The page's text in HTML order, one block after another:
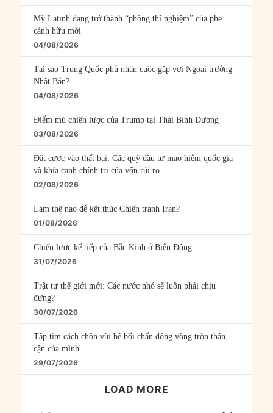
Mỹ Latinh đang trở thành “phòng thí nghiệm” của phe
cánh hữu mới
04/08/2026
Tại sao Trung Quốc phủ nhận cuộc gặp với Ngoại trưởng
Nhật Bản?
04/08/2026
Điểm mù chiến lược của Trump tại Thái Bình Dương
03/08/2026
Đặt cược vào thất bại: Các quỹ đầu tư mạo hiểm quốc gia
và khía cạnh chính trị của vốn rủi ro
02/08/2026
Làm thế nào để kết thúc Chiến tranh Iran?
01/08/2026
Chiến lược kế tiếp của Bắc Kinh ở Biển Đông
31/07/2026
Trật tự thế giới mới: Các nước nhỏ sẽ luôn phải chịu
đựng?
30/07/2026
Tập tìm cách chôn vùi bê bối chấn động vòng tròn thân
cận của mình
29/07/2026
LOAD MORE